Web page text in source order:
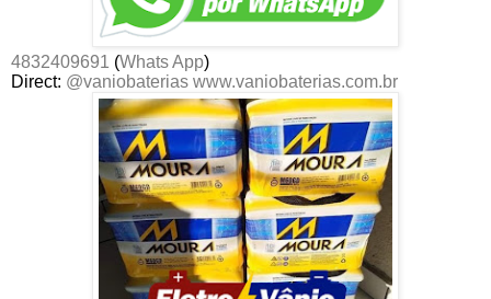
4832409691 (Whats App)
Direct: @vaniobaterias www.vaniobaterias.com.br